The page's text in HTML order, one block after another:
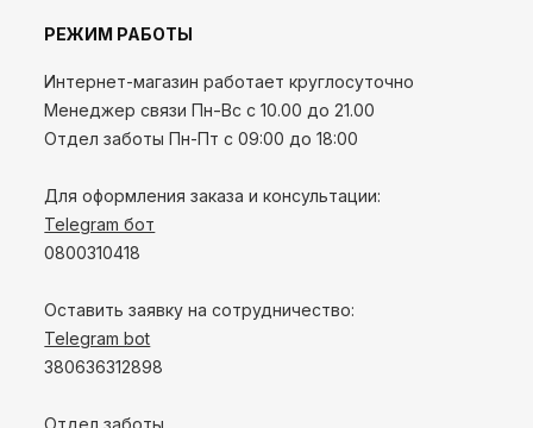
РЕЖИМ РАБОТЫ
Интернет-магазин работает круглосуточно
Менеджер связи Пн-Вс с 10.00 до 21.00
Отдел заботы Пн-Пт с 09:00 до 18:00
Для оформления заказа и консультации:
Telegram бот
0800310418
Оставить заявку на сотрудничество:
Telegram bot
380636312898
Отдел заботы